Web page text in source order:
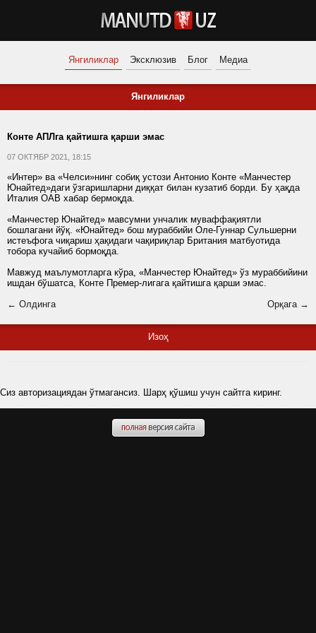
Янгиликлар Эксклюзив Блог Медиа
Янгиликлар
Конте АПЛга қайтишга қарши эмас
07 ОКТЯБР 2021, 18:15
«Интер» ва «Челси»нинг собиқ устози Антонио Конте «Манчестер
Юнайтед»даги ўзгаришларни диққат билан кузатиб борди. Бу ҳақда
Италия ОАВ хабар бермоқда.
«Манчестер Юнайтед» мавсумни унчалик муваффақиятли
бошлагани йўқ. «Юнайтед» бош мураббийи Оле-Гуннар Сульшерни
истеъфога чиқариш ҳақидаги чақириқлар Британия матбуотида
тобора кучайиб бормоқда.
Мавжуд маълумотларга кўра, «Манчестер Юнайтед» ўз мураббийини
ишдан бўшатса, Конте Премер-лигага қайтишга қарши эмас.
← Олдинга
Орқага →
Изоҳ
Сиз авторизациядан ўтмагансиз. Шарҳ қўшиш учун сайтга киринг.